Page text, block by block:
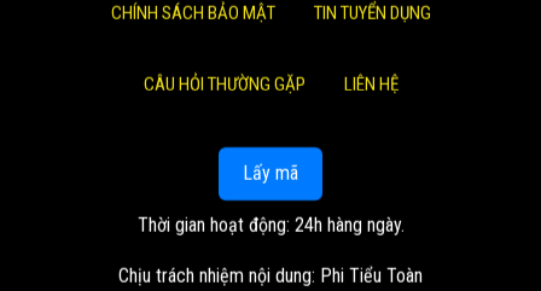
CHÍNH SÁCH BẢO MẬT TIN TUYỂN DỤNG
CÂU HỎI THƯỜNG GẶP LIÊN HỆ
Lấy mã
Thời gian hoạt động: 24h hàng ngày.
Chịu trách nhiệm nội dung: Phi Tiểu Toàn